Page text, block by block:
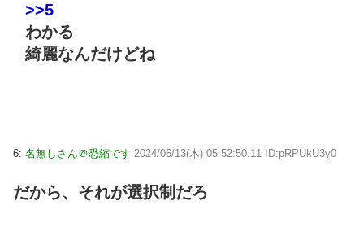
>>5
わかる
綺麗なんだけどね
6: 名無しさん＠恐縮です 2024/06/13(木) 05:52:50.11 ID:pRPUkU3y0
だから、それが選択制だろ